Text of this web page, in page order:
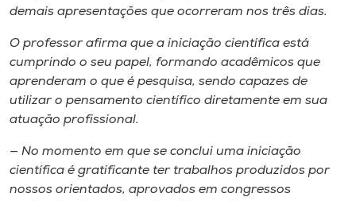
demais apresentações que ocorreram nos três dias.
O professor afirma que a iniciação científica está
cumprindo o seu papel, formando acadêmicos que
aprenderam o que é pesquisa, sendo capazes de
utilizar o pensamento científico diretamente em sua
atuação profissional.
— No momento em que se conclui uma iniciação
científica é gratificante ter trabalhos produzidos por
nossos orientados, aprovados em congressos